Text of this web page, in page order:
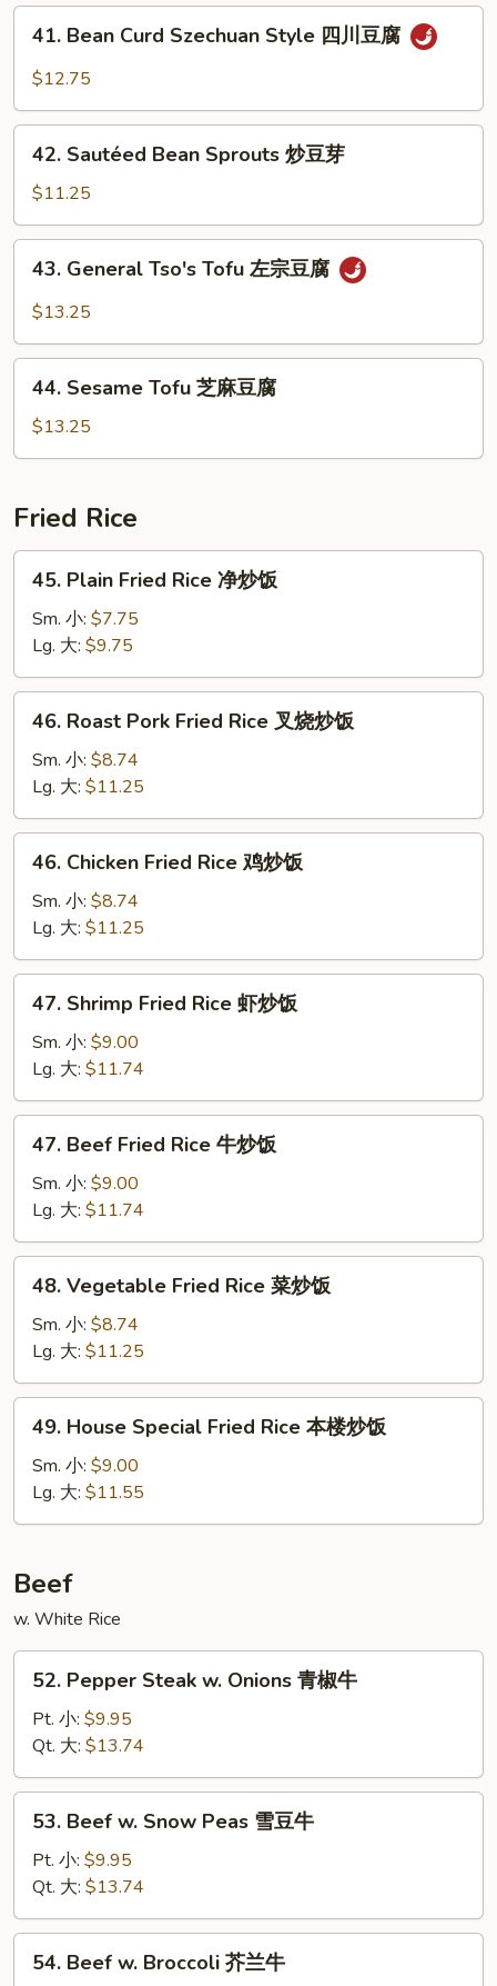
Sauce
兰
Bean
Curd
Style
腐
41. Bean Curd Szechuan Style 四川豆腐
$12.75
Sautéed
Bean
Sprouts
炒
42. Sautéed Bean Sprouts 炒豆芽
$11.25
General
Tso's
左
43. General Tso's Tofu 左宗豆腐
$13.25
Sesame
Tofu
芝
豆
腐
44. Sesame Tofu 芝麻豆腐
$13.25
Fried Rice
Plain
Fried
Rice
净
炒
45. Plain Fried Rice 净炒饭
Sm. 小: $7.75
Lg. 大: $9.75
Roast
Pork
Fried
Rice
叉
46. Roast Pork Fried Rice 叉烧炒饭
Sm. 小: $8.74
Lg. 大: $11.25
Chicken
Fried
Rice
鸡
炒
46. Chicken Fried Rice 鸡炒饭
Sm. 小: $8.74
Lg. 大: $11.25
Shrimp
Fried
Rice
虾
炒
47. Shrimp Fried Rice 虾炒饭
Sm. 小: $9.00
Lg. 大: $11.74
Beef
Fried
Rice
牛
炒
47. Beef Fried Rice 牛炒饭
Sm. 小: $9.00
Lg. 大: $11.74
Vegetable
Fried
Rice
菜
炒
48. Vegetable Fried Rice 菜炒饭
Sm. 小: $8.74
Lg. 大: $11.25
House
Special
Fried
Rice
楼
炒
饭
49. House Special Fried Rice 本楼炒饭
Sm. 小: $9.00
Lg. 大: $11.55
Beef
w. White Rice
Pepper
Steak
Onions
青
52. Pepper Steak w. Onions 青椒牛
Pt. 小: $9.95
Qt. 大: $13.74
Beef
Snow
Peas
雪
53. Beef w. Snow Peas 雪豆牛
Pt. 小: $9.95
Qt. 大: $13.74
Beef
54. Beef w. Broccoli 芥兰牛